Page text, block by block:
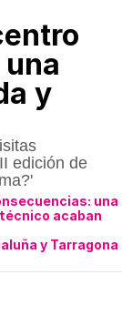
y
edición de
una
acaban
y Tarragona